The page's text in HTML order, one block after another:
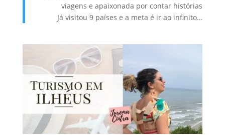
viagens e apaixonada por contar histórias
Já visitou 9 países e a meta é ir ao infinito…